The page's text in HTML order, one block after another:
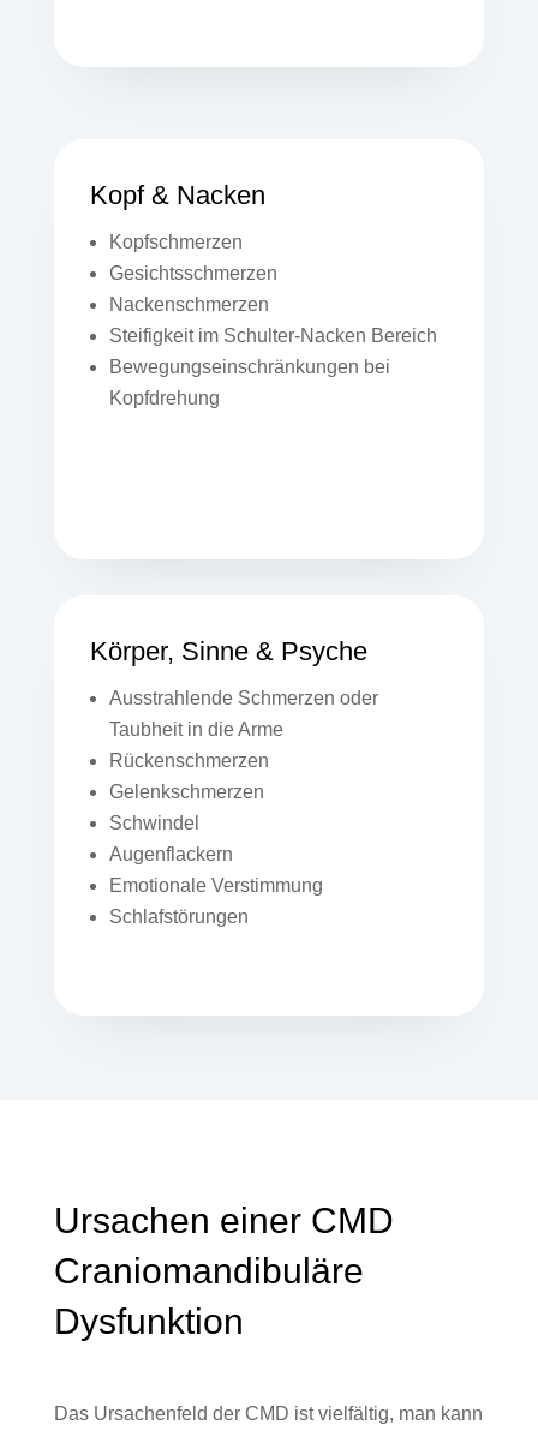
Kopf & Nacken
Kopfschmerzen
Gesichtsschmerzen
Nackenschmerzen
Steifigkeit im Schulter-Nacken Bereich
Bewegungseinschränkungen bei
Kopfdrehung
Körper, Sinne & Psyche
Ausstrahlende Schmerzen oder
Taubheit in die Arme
Rückenschmerzen
Gelenkschmerzen
Schwindel
Augenflackern
Emotionale Verstimmung
Schlafstörungen
Ursachen einer CMD
Craniomandibuläre
Dysfunktion
Das Ursachenfeld der CMD ist vielfältig, man kann